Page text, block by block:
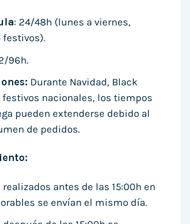
: 24/48h (lunes a viernes,
festivos).
96h.
Durante Navidad, Black
festivos nacionales, los tiempos
pueden extenderse debido al
de pedidos.
realizados antes de las 15:00h en
se envían el mismo día.